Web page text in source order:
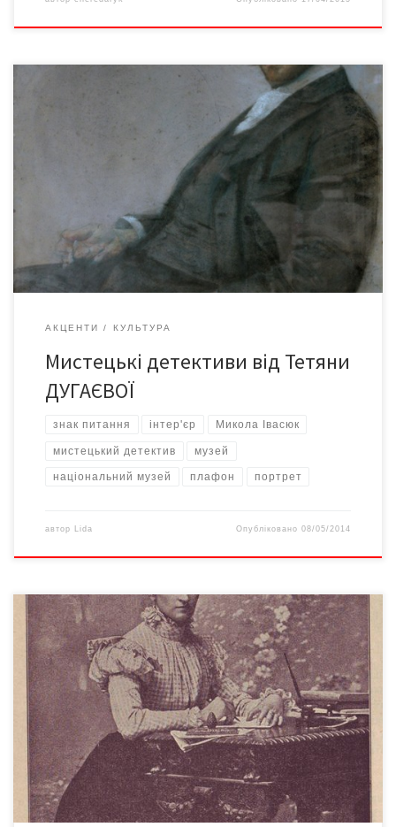
МистецтвознавецьТетяна Дугаєва, член Національної Спілки
художників України, колишній директор чернівецького
Художнього музею і постійний автор «Версій», подає нові
детективні розвідки в царині буковинського малярства.
Микола Івасюк – автор плафона в інтер’єрі Художнього музею
у Чернівцях Усі попередні роки про це говорилося непевно і
під знаком питання. Але нині доведено, що […]
АКЦЕНТИ КУЛЬТУРА
Мистецькі детективи від Тетяни
ДУГАЄВОЇ
знак питання інтер'єр Микола Івасюк
мистецький детектив музей
національний музей плафон портрет
автор Lida Опубліковано08/05/2014
… Фотопортрет письменниці мав стати основою для
живописного твору, знайти який досі не вдалося З цим
виданням та з іменем Миколи Івасюка пов’язане й походження
практично невідомого в наш час фотопортрета Ольги
Кобилянської. Найбільш ймовірна дата його створення – 1898
рік. Композиція чудової світлини знайдена особисто Миколою
Івасюком для роботи […]